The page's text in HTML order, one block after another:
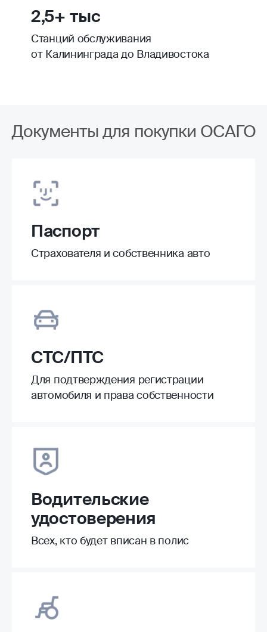
2,5+ тыс
Станций обслуживания
от Калининграда до Владивостока
Документы для покупки ОСАГО
Паспорт
Страхователя и собственника авто
СТС/ПТС
Для подтверждения регистрации
автомобиля и права собственности
Водительские
удостоверения
Всех, кто будет вписан в полис